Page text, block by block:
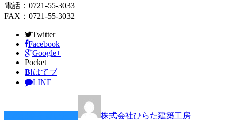
電話：0721-55-3033
FAX：0721-55-3032
Twitter
Facebook
Google+
Pocket
B!はてブ
LINE
株式会社ひらた建築工房